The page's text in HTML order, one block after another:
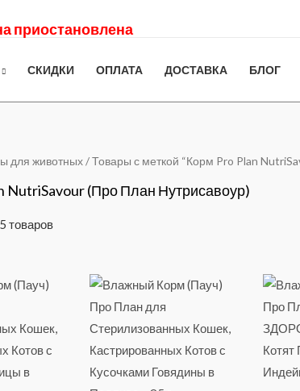
приостановлена
СКИДКИ ОПЛАТА ДОСТАВКА БЛОГ
для животных/ Товары с меткой “Корм Pro Plan
NutriSavour (Про План Нутрисавоур)
товаров